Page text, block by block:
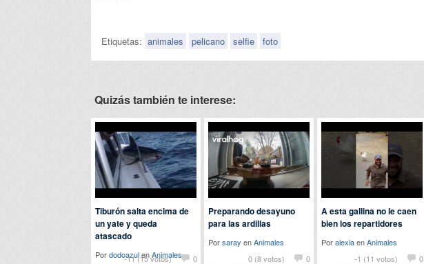
Etiquetas: animales pelicano selfie foto
Quizás también te interese:
-11 (15 votos) 0
Tiburón salta encima de
un yate y queda
atascado
PordodoazulenAnimales 0 (8 votos) 0
Preparando desayuno
para las ardillas
Porsaray enAnimales
-1 (11 votos)
0
A esta gallina no le caen
bien los repartidores
PoralexiaenAnimales